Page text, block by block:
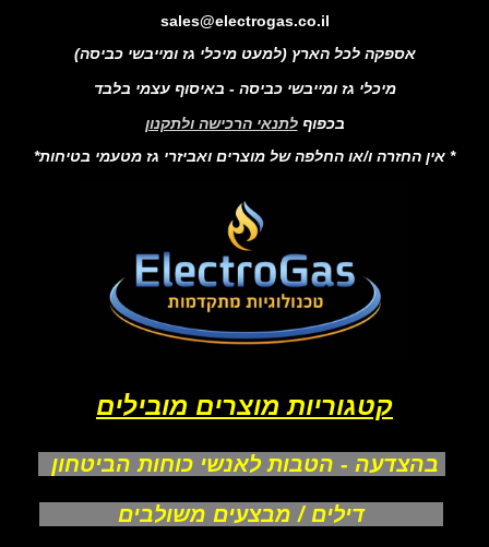
sales@electrogas.co.il
אספקה לכל הארץ (למעט מיכלי גז ומייבשי כביסה)
מיכלי גז ומייבשי כביסה - באיסוף עצמי בלבד
בכפוף לתנאי הרכישה ולתקנון
* אין החזרה ו/או החלפה של מוצרים ואביזרי גז מטעמי בטיחות*
קטגוריות מוצרים מובילים
בהצדעה - הטבות לאנשי כוחות הביטחון
דילים / מבצעים משולבים